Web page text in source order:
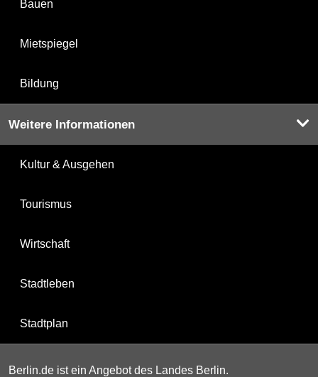
Bauen
Mietspiegel
Bildung
Weitere Informationen
Kultur & Ausgehen
Tourismus
Wirtschaft
Stadtleben
Stadtplan
Berlin.de ist ein Angebot des Landes Berlin.